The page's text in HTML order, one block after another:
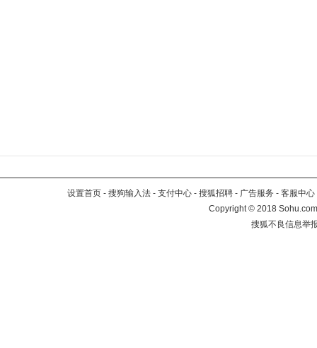
设置首页 - 搜狗输入法 - 支付中心 - 搜狐招聘 - 广告服务 - 客服中心
Copyright©2018
搜狐不良信息举